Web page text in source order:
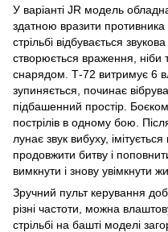
У варіанті JR модель
здатною вразити противника
стрільбі відбувається звукова
створюється враження, ніби
снарядом. Т-72 витримує 6
зупиняється, починає
підбашенний простір.
пострілів в одному бою.
лунає звук вибуху,
продовжити битву і
вимкнути і знову увімкнути
Зручний пульт керування
різні частоти, можна
стрільбі на башті моделі